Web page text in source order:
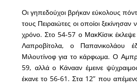
Οι γηπεδούχοι βρήκαν εύκολους
τους Πειραιώτες οι οποίοι ξεκίνησαν
χρόνο. Στο 54-57 ο ΜακΚίσικ
Λαπροβίτολα, ο Παπανικολάου
Μιλουτίνοφ για το κάρφωμα. Ο
59, αλλά ο Κάνααν έμεινε
έκανε το 56-61. Στα 12” που